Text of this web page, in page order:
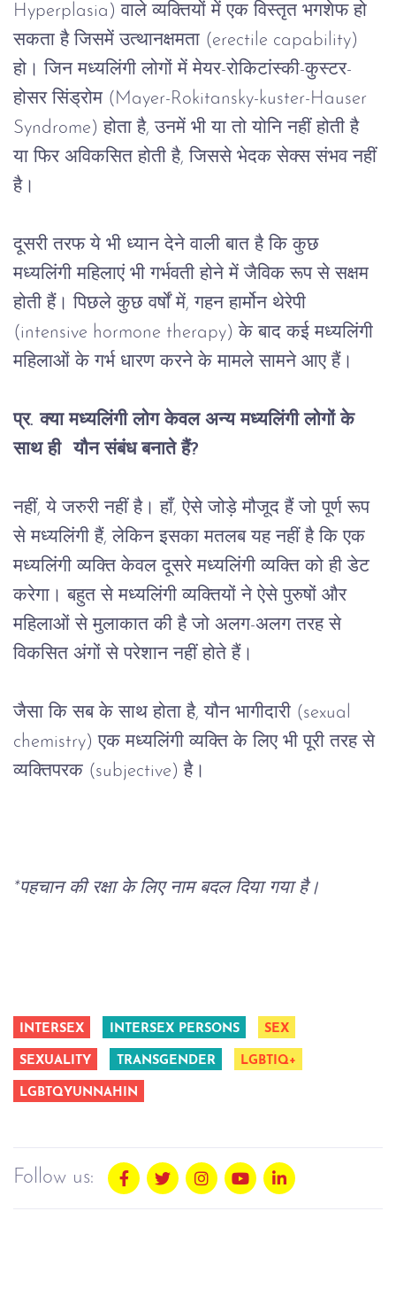
Hyperplasia) वाले व्यक्तियों में एक विस्तृत भगशेफ हो
सकता है जिसमें उत्थानक्षमता (erectile capability)
हो। जिन मध्यलिंगी लोगों में मेयर-रोकिटांस्की-कुस्टर-
होसर सिंड्रोम (Mayer-Rokitansky-kuster-Hauser
Syndrome) होता है, उनमें भी या तो योनि नहीं होती है
या फिर अविकसित होती है, जिससे भेदक सेक्स संभव नहीं
है।
दूसरी तरफ ये भी ध्यान देने वाली बात है कि कुछ
मध्यलिंगी महिलाएं भी गर्भवती होने में जैविक रूप से सक्षम
होती हैं। पिछले कुछ वर्षों में, गहन हार्मोन थेरेपी
(intensive hormone therapy) के बाद कई मध्यलिंगी
महिलाओं के गर्भ धारण करने के मामले सामने आए हैं।
प्र. क्या मध्यलिंगी लोग केवल अन्य मध्यलिंगी लोगों के
साथ ही यौन संबंध बनाते हैं?
नहीं, ये जरुरी नहीं है। हाँ, ऐसे जोड़े मौजूद हैं जो पूर्ण रूप
से मध्यलिंगी हैं, लेकिन इसका मतलब यह नहीं है कि एक
मध्यलिंगी व्यक्ति केवल दूसरे मध्यलिंगी व्यक्ति को ही डेट
करेगा। बहुत से मध्यलिंगी व्यक्तियों ने ऐसे पुरुषों और
महिलाओं से मुलाकात की है जो अलग-अलग तरह से
विकसित अंगों से परेशान नहीं होते हैं।
जैसा कि सब के साथ होता है, यौन भागीदारी (sexual
chemistry) एक मध्यलिंगी व्यक्ति के लिए भी पूरी तरह से
व्यक्तिपरक (subjective) है।
*पहचान की रक्षा के लिए नाम बदल दिया गया है।
INTERSEX INTERSEX PERSONS SEX
SEXUALITY TRANSGENDER LGBTIQ+
LGBTQYUNNAHIN
Follow us: